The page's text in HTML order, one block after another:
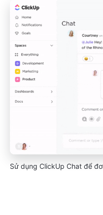
Sử dụng ClickUp Chat để